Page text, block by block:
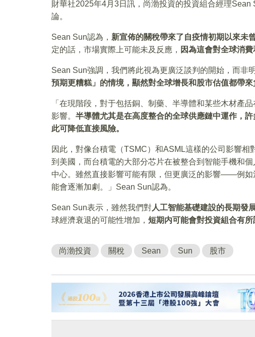
財華社2025年4月3日訊，尚渤投資的投資組合經理
論。
Sean Sun認為， 新宣佈的關稅帶來了自疫情初期以來未
定的話，市場實際上可能未及反應， 因為這會對全球消
Sean Sun強調，我們將此視為更廣泛談判的開始，而非
預期更糟糕」的情境，顯然對全球增長和股市估值都帶來
「在現階段，對于包括銅、制藥、半導體和某些木材產
影響。 半導體尤其是在高度整合的全球供應鏈中運作，
此可降低直接風險。
因此，對像台積電（TSMC）和ASML這樣的公司影響
到美國，而台積電的大部分芯片在被整合到智能手機和
中心。雖然直接影響可能有限，但更廣泛的影響——例
能會逐漸加劇。」Sean Sun認為。
Sean Sun表示，雖然我們對人工智能基礎建設的長期發
球經濟衰退的可能性增加， 短期内可能會對投資組合有所
尚渤投資 關稅 Sean Sun 股市